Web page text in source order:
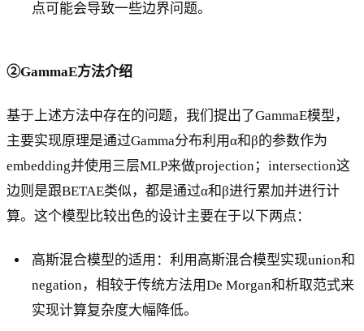
点可能会导致一些边界问题。
②GammaE方法介绍
基于上述方法中存在的问题，我们提出了GammaE模型，
主要实现原理是通过Gamma分布利用α和β的参数作为
embedding并使用三层MLP来做projection；intersection这
边则是跟BETAE类似，都是通过α和β进行累加并进行计
算。这个模型比较出色的设计主要在于以下两点：
高斯混合模型的适用：利用高斯混合模型实现union和
negation，相较于传统方法用De Morgan和析取范式来
实现计算复杂度大幅降低。